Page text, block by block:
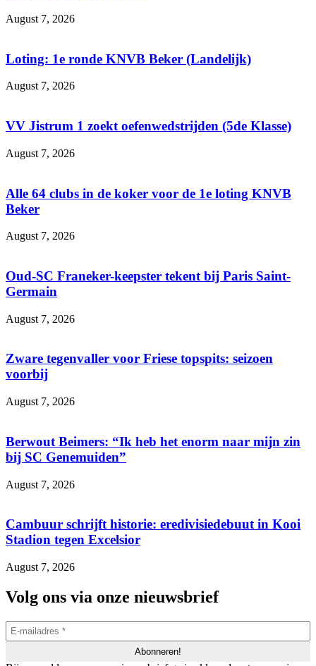
August 7, 2026
Loting: 1e ronde KNVB Beker (Landelijk)
August 7, 2026
VV Jistrum 1 zoekt oefenwedstrijden (5de Klasse)
August 7, 2026
Alle 64 clubs in de koker voor de 1e loting KNVB
Beker
August 7, 2026
Oud-SC Franeker-keepster tekent bij Paris Saint-
Germain
August 7, 2026
Zware tegenvaller voor Friese topspits: seizoen
voorbij
August 7, 2026
Berwout Beimers: “Ik heb het enorm naar mijn zin
bij SC Genemuiden”
August 7, 2026
Cambuur schrijft historie: eredivisiedebuut in Kooi
Stadion tegen Excelsior
August 7, 2026
Volg ons via onze nieuwsbrief